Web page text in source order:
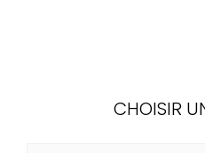
CHOISIR